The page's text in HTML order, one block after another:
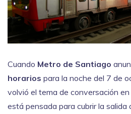
Cuando Metro de Santiago
horarios para la noche del 7 de
volvió el tema de conversación en
está pensada para cubrir la salida